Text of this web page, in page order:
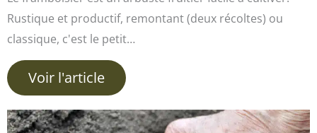
Rustique et productif, remontant (deux récoltes) ou
classique, c'est le petit…
Voir l'article